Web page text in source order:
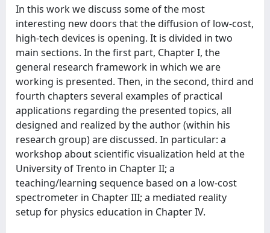
In this work we discuss some of the most
interesting new doors that the diffusion of low-cost,
high-tech devices is opening. It is divided in two
main sections. In the first part, Chapter I, the
general research framework in which we are
working is presented. Then, in the second, third and
fourth chapters several examples of practical
applications regarding the presented topics, all
designed and realized by the author (within his
research group) are discussed. In particular: a
workshop about scientific visualization held at the
University of Trento in Chapter II; a
teaching/learning sequence based on a low-cost
spectrometer in Chapter III; a mediated reality
setup for physics education in Chapter IV.